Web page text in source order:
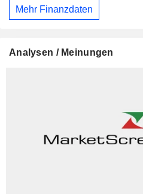
Mehr Finanzdaten
Analysen / Meinungen